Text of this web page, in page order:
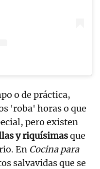
o de práctica,
'roba' horas o que
pero existen
y riquísimasque
En Cocina para
salvavidas que se